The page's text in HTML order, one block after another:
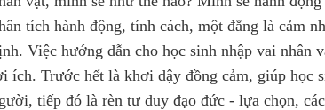
tích hành động, tính cách, một đằng là cảm
Việc hướng dẫn cho học sinh nhập vai nhân
ích. Trước hết là khơi dậy đồng cảm, giúp học
tiếp đó là rèn tư duy đạo đức - lựa chọn,